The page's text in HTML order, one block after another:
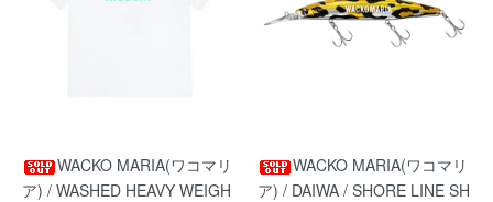
WACKO MARIA(ワコマリ
ア) / WASHED HEAVY WEIGH
WACKO MARIA(ワコマリ
ア) / DAIWA / SHORE LINE SH